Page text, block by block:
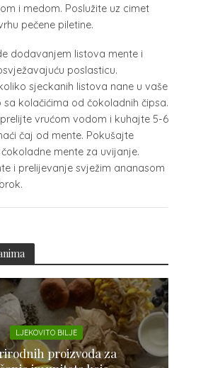
i medom. Poslužite uz cimet
pečene piletine.
dodavanjem listova mente i
poslasticu.
sjeckanih listova nane u vaše
sa kolačićima od čokoladnih čipsa.
vrućom vodom i kuhajte 5-6
čaj od mente. Pokušajte
mente za uvijanje.
i prelijevanje svježim ananasom
LJEKOVITO BILJE
proizvoda za